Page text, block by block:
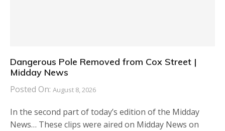
Dangerous Pole Removed from Cox Street |
Midday News
Posted On: August 8, 2026
In the second part of today’s edition of the Midday
News… These clips were aired on Midday News on